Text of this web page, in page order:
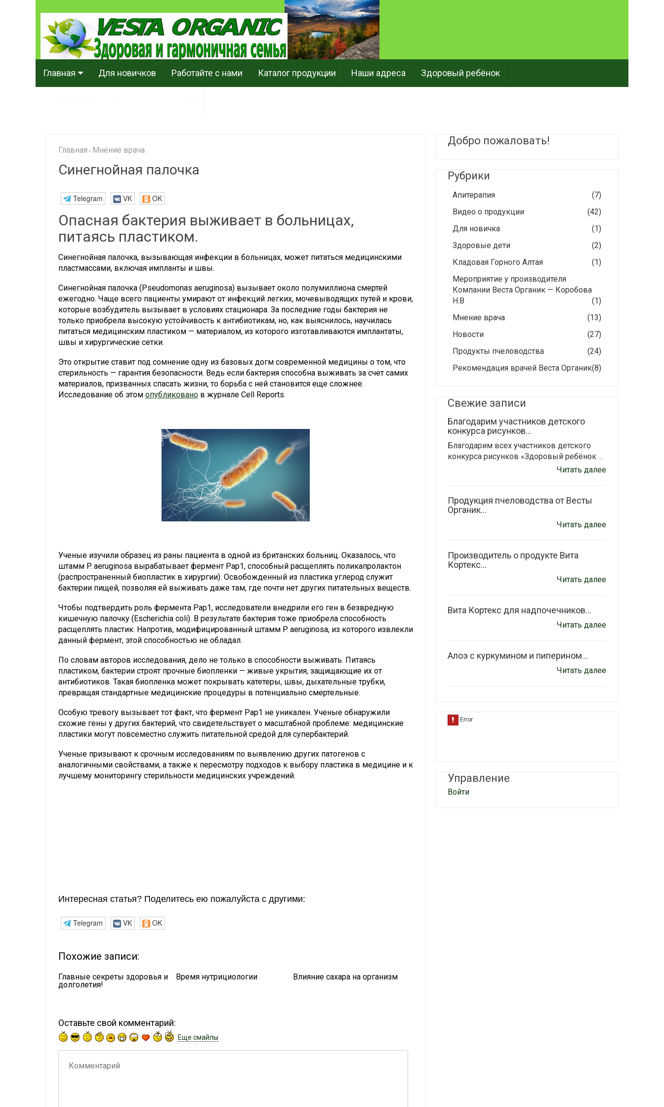
Главная Для новичков Работайте с нами Каталог продукции Наши адреса Здоровый ребёнок
Главная › Мнение врача
Синегнойная палочка
Telegram VK OK
Опасная бактерия выживает в больницах,
питаясь пластиком.
Синегнойная палочка, вызывающая инфекции в больницах, может питаться медицинскими
пластмассами, включая импланты и швы.
Синегнойная палочка (Pseudomonas aeruginosa) вызывает около полумиллиона смертей
ежегодно. Чаще всего пациенты умирают от инфекций легких, мочевыводящих путей и крови,
которые возбудитель вызывает в условиях стационара. За последние годы бактерия не
только приобрела высокую устойчивость к антибиотикам, но, как выяснилось, научилась
питаться медицинским пластиком — материалом, из которого изготавливаются имплантаты,
швы и хирургические сетки.
Это открытие ставит под сомнение одну из базовых догм современной медицины о том, что
стерильность — гарантия безопасности. Ведь если бактерия способна выживать за счет самих
материалов, призванных спасать жизни, то борьба с ней становится еще сложнее.
Исследование об этом опубликовано в журнале Cell Reports.
Ученые изучили образец из раны пациента в одной из британских больниц. Оказалось, что
штамм P. aeruginosa вырабатывает фермент Pap1, способный расщеплять поликапролактон
(распространенный биопластик в хирургии). Освобожденный из пластика углерод служит
бактерии пищей, позволяя ей выживать даже там, где почти нет других питательных веществ.
Чтобы подтвердить роль фермента Pap1, исследователи внедрили его ген в безвредную
кишечную палочку (Escherichia coli). В результате бактерия тоже приобрела способность
расщеплять пластик. Напротив, модифицированный штамм P. aeruginosa, из которого извлекли
данный фермент, этой способностью не обладал.
По словам авторов исследования, дело не только в способности выживать. Питаясь
пластиком, бактерии строят прочные биопленки — живые укрытия, защищающие их от
антибиотиков. Такая биопленка может покрывать катетеры, швы, дыхательные трубки,
превращая стандартные медицинские процедуры в потенциально смертельные.
Особую тревогу вызывает тот факт, что фермент Pap1 не уникален. Ученые обнаружили
схожие гены у других бактерий, что свидетельствует о масштабной проблеме: медицинские
пластики могут повсеместно служить питательной средой для супербактерий.
Ученые призывают к срочным исследованиям по выявлению других патогенов с
аналогичными свойствами, а также к пересмотру подходов к выбору пластика в медицине и к
лучшему мониторингу стерильности медицинских учреждений.
Интересная статья? Поделитесь ею пожалуйста с другими:
Telegram VK OK
Похожие записи:
Главные секреты здоровья и
долголетия!
Время нутрициологии Влияние сахара на организм
Оставьте свой комментарий:
Еще смайлы
Добро пожаловать!
Рубрики
Апитерапия
(7)
Видео о продукции
(42)
Для новичка
(1)
Здоровые дети
(2)
Кладовая Горного Алтая
(1)
Мероприятие у производителя
Компании Веста Органик — Коробова
Н.В
(1)
Мнение врача
(13)
Новости
(27)
Продукты пчеловодства
(24)
Рекомендация врачей Веста Органик(8)
Свежие записи
Благодарим участников детского
конкурса рисунков...
Благодарим всех участников детского
конкурса рисунков «Здоровый ребёнок …
Читать далее
Продукция пчеловодства от Весты
Органик...
Читать далее
Производитель о продукте Вита
Кортекс...
Читать далее
Вита Кортекс для надпочечников...
Читать далее
Алоэ с куркумином и пиперином...
Читать далее
Управление
Войти